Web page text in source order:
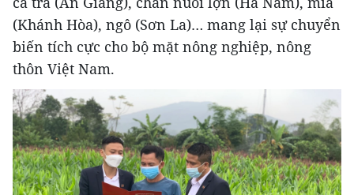
(Khánh Hòa), ngô (Sơn La)… mang lại sự chuyển
biến tích cực cho bộ mặt nông nghiệp, nông
thôn Việt Nam.